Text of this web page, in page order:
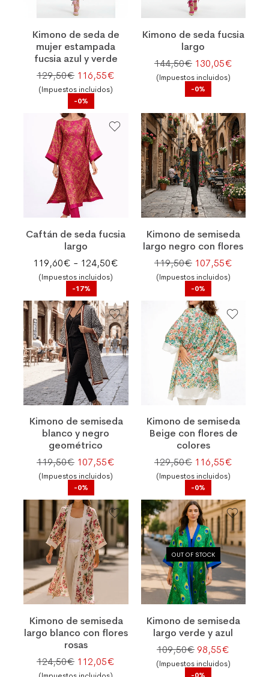
Kimono de seda de
mujer estampada
fucsia azul y verde
129,50€ El precio original era: 129,50€.
116,55€ El precio actual es: 116,55€.
(Impuestos incluidos)
-0%
Kimono de seda fucsia
largo
144,50€ El precio
130,05€El
(Impuestos incluidos)
-0%
Caftán de seda fucsia
largo
119,60€ - 124,50€ Rango de precios: desde
(Impuestos incluidos)
-17%
Kimono de semiseda
largo negro con flores
119,50€ El precio
107,55€El
(Impuestos incluidos)
-0%
Kimono de semiseda
blanco y negro
geométrico
119,50€ El precio original era: 119,50€.
107,55€ El precio actual es: 107,55€.
(Impuestos incluidos)
-0%
Kimono de semiseda
Beige con flores de
colores
129,50€ El precio
116,55€El
(Impuestos incluidos)
-0%
Kimono de semiseda
largo blanco con flores
rosas
124,50€ El precio original era: 124,50€.
112,05€ El precio actual es: 112,05€.
OUT OF STOCK
Kimono de semiseda
largo verde y azul
109,50€ El precio
98,55€
(Impuestos incluidos)
-0%